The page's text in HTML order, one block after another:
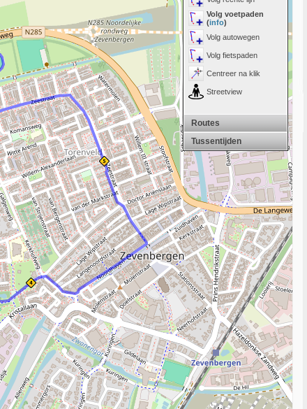
Volg voetpaden
(info)
Volg autowegen
Volg fietspaden
Centreer na klik
Streetview
Routes
Tussentijden